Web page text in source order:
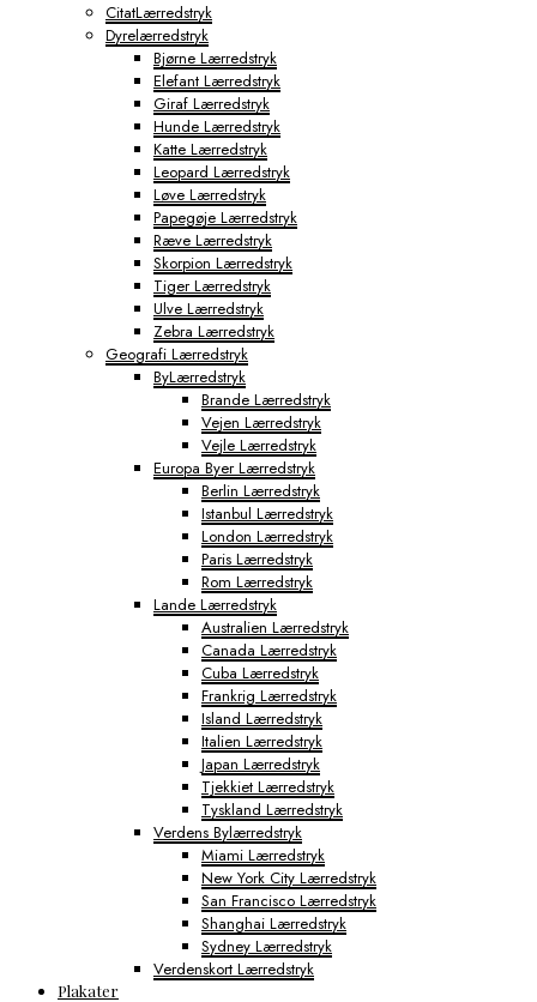
CitatLærredstryk
Dyrelærredstryk
Bjørne Lærredstryk
Elefant Lærredstryk
Giraf Lærredstryk
Hunde Lærredstryk
Katte Lærredstryk
Leopard Lærredstryk
Løve Lærredstryk
Papegøje Lærredstryk
Ræve Lærredstryk
Skorpion Lærredstryk
Tiger Lærredstryk
Ulve Lærredstryk
Zebra Lærredstryk
Geografi Lærredstryk
ByLærredstryk
Brande Lærredstryk
Vejen Lærredstryk
Vejle Lærredstryk
Europa Byer Lærredstryk
Berlin Lærredstryk
Istanbul Lærredstryk
London Lærredstryk
Paris Lærredstryk
Rom Lærredstryk
Lande Lærredstryk
Australien Lærredstryk
Canada Lærredstryk
Cuba Lærredstryk
Frankrig Lærredstryk
Island Lærredstryk
Italien Lærredstryk
Japan Lærredstryk
Tjekkiet Lærredstryk
Tyskland Lærredstryk
Verdens Bylærredstryk
Miami Lærredstryk
New York City Lærredstryk
San Francisco Lærredstryk
Shanghai Lærredstryk
Sydney Lærredstryk
Verdenskort Lærredstryk
Plakater